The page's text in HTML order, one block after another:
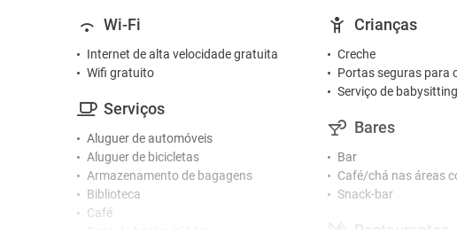
Wi-Fi
Internet de alta velocidade gratuita
Wifi gratuito
Serviços
Aluguer de automóveis
Aluguer de bicicletas
Armazenamento de bagagens
Biblioteca
Café
Crianças
Creche
Portas seguras para
Serviço de babysitting
Bares
Bar
Café/chá nas áreas
Snack-bar